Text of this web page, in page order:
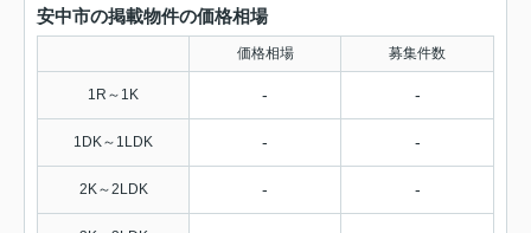
安中市の掲載物件の価格相場
価格相場 募集件数
1R～1K - -
1DK～1LDK - -
2K～2LDK - -